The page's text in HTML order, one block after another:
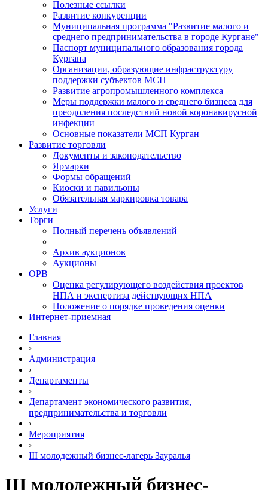
Полезные ссылки
Развитие конкуренции
Муниципальная программа "Развитие малого и
среднего предпринимательства в городе Кургане"
Паспорт муниципального образования города
Кургана
Организации, образующие инфраструктуру
поддержки субъектов МСП
Развитие агропромышленного комплекса
Меры поддержки малого и среднего бизнеса для
преодоления последствий новой коронавирусной
инфекции
Основные показатели МСП Курган
Развитие торговли
Документы и законодательство
Ярмарки
Формы обращений
Киоски и павильоны
Обязательная маркировка товара
Услуги
Торги
Полный перечень объявлений
Архив аукционов
Аукционы
ОРВ
Оценка регулирующего воздействия проектов
НПА и экспертиза действующих НПА
Положение о порядке проведения оценки
Интернет-приемная
Главная
›
Администрация
›
Департаменты
›
Департамент экономического развития,
предпринимательства и торговли
›
Мероприятия
›
III молодежный бизнес-лагерь Зауралья
III молодежный бизнес-